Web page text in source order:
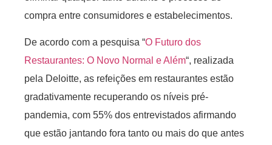
compra entre consumidores e estabelecimentos.
De acordo com a pesquisa “O Futuro dos
Restaurantes: O Novo Normal e Além“, realizada
pela Deloitte, as refeições em restaurantes estão
gradativamente recuperando os níveis pré-
pandemia, com 55% dos entrevistados afirmando
que estão jantando fora tanto ou mais do que antes